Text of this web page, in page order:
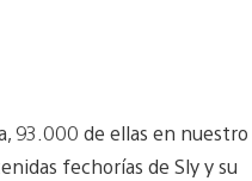
93.000 de ellas en nuestro
fechorías de Sly y su